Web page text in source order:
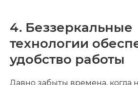
4. Беззеркальные
технологии
удобство работы
Давно забыты времена, когда